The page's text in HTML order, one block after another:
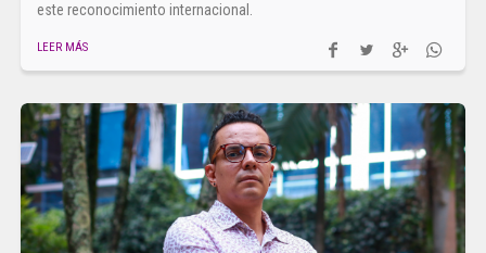
este reconocimiento internacional.
LEER MÁS